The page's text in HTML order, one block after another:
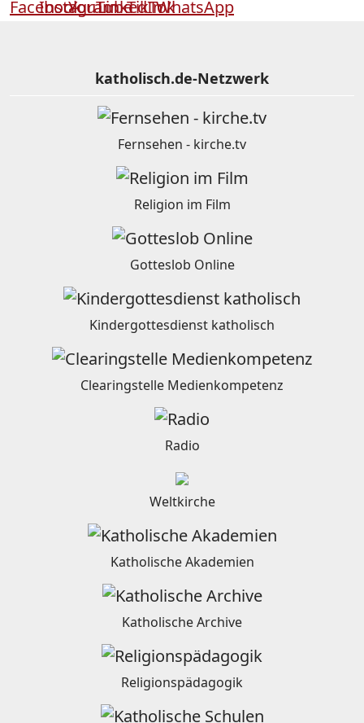
katholisch.de-Netzwerk
Fernsehen - kirche.tv
Religion im Film
Gotteslob Online
Kindergottesdienst katholisch
Clearingstelle Medienkompetenz
Radio
Weltkirche
Katholische Akademien
Katholische Archive
Religionspädagogik